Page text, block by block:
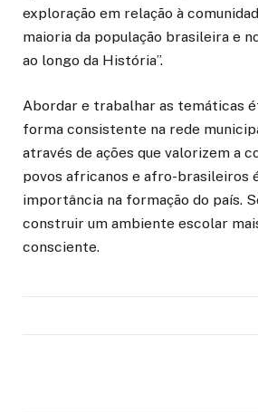
exploração em relação à
maioria da população brasileira e
ao longo da História”.
Abordar e trabalhar as temáticas
forma consistente na rede
através de ações que valorizem a
povos africanos e afro-brasileiros
importância na formação do país.
construir um ambiente escolar
consciente.